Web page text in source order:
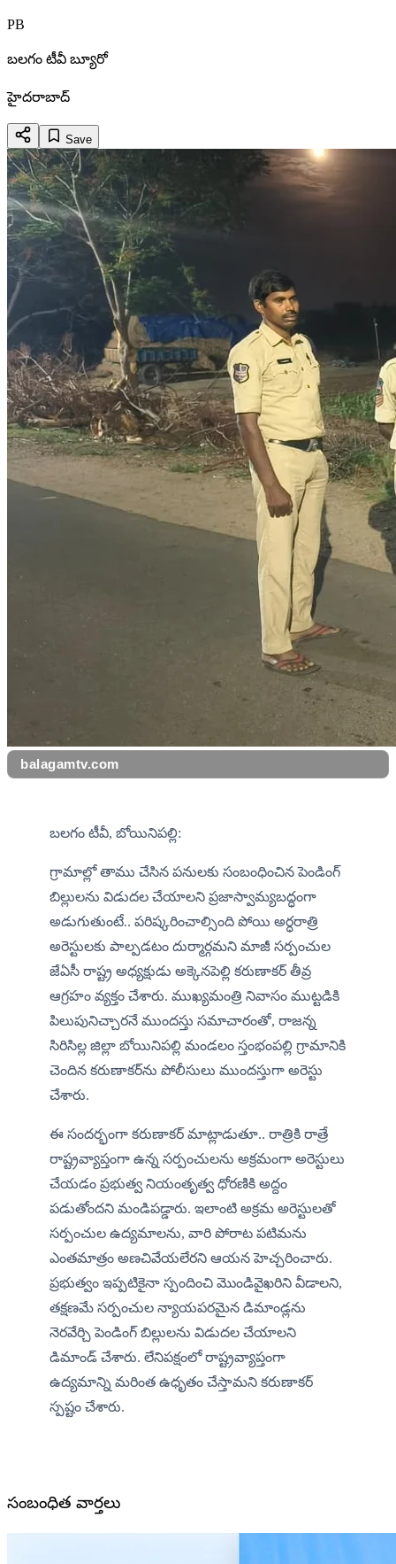
PB
బలగం టీవీ బ్యూరో
హైదరాబాద్
Save
balagamtv.com
బలగం టీవీ, బోయినిపల్లి:
గ్రామాల్లో తాము చేసిన పనులకు సంబంధించిన పెండింగ్
బిల్లులను విడుదల చేయాలని ప్రజాస్వామ్యబద్ధంగా
అడుగుతుంటే.. పరిష్కరించాల్సింది పోయి అర్ధరాత్రి
అరెస్టులకు పాల్పడటం దుర్మార్గమని మాజీ సర్పంచుల
జేఏసీ రాష్ట్ర అధ్యక్షుడు అక్కెనపెల్లి కరుణాకర్ తీవ్ర
ఆగ్రహం వ్యక్తం చేశారు. ముఖ్యమంత్రి నివాసం ముట్టడికి
పిలుపునిచ్చారనే ముందస్తు సమాచారంతో, రాజన్న
సిరిసిల్ల జిల్లా బోయినిపల్లి మండలం స్తంభంపల్లి గ్రామానికి
చెందిన కరుణాకర్‌ను పోలీసులు ముందస్తుగా అరెస్టు
చేశారు.
ఈ సందర్భంగా కరుణాకర్ మాట్లాడుతూ.. రాత్రికి రాత్రే
రాష్ట్రవ్యాప్తంగా ఉన్న సర్పంచులను అక్రమంగా అరెస్టులు
చేయడం ప్రభుత్వ నియంతృత్వ ధోరణికి అద్దం
పడుతోందని మండిపడ్డారు. ఇలాంటి అక్రమ అరెస్టులతో
సర్పంచుల ఉద్యమాలను, వారి పోరాట పటిమను
ఎంతమాత్రం అణచివేయలేరని ఆయన హెచ్చరించారు.
ప్రభుత్వం ఇప్పటికైనా స్పందించి మొండివైఖరిని వీడాలని,
తక్షణమే సర్పంచుల న్యాయపరమైన డిమాండ్లను
నెరవేర్చి పెండింగ్ బిల్లులను విడుదల చేయాలని
డిమాండ్ చేశారు. లేనిపక్షంలో రాష్ట్రవ్యాప్తంగా
ఉద్యమాన్ని మరింత ఉధృతం చేస్తామని కరుణాకర్
స్పష్టం చేశారు.
సంబంధిత వార్తలు